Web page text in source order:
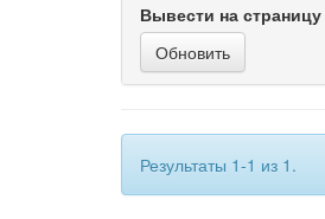
Вывести на страницу
Результаты 1-1 из 1.